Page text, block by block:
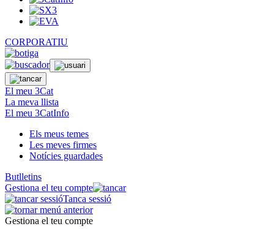
CORPORATIU
El meu 3Cat
La meva llista
El meu 3CatInfo
Els meus temes
Les meves firmes
Notícies guardades
Butlletins
Gestiona el teu compte
Tanca sessió
Gestiona el teu compte